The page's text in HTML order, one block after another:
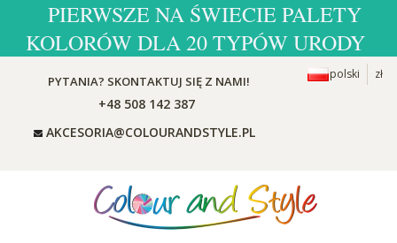
PIERWSZE NA ŚWIECIE PALETY
KOLORÓW DLA 20 TYPÓW URODY
PYTANIA? SKONTAKTUJ SIĘ Z NAMI!
+48 508 142 387
AKCESORIA@COLOURANDSTYLE.PL
polski zł